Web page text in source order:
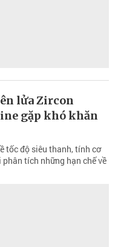
lửa Zircon
gặp khó khăn
tốc độ siêu thanh, tính cơ
tích những hạn chế về